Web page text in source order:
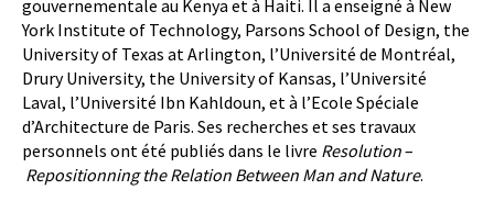
gouvernementale au Kenya et à Haiti. Il a enseigné à New
York Institute of Technology, Parsons School of Design, the
University of Texas at Arlington, l’Université de Montréal,
Drury University, the University of Kansas, l’Université
Laval, l’Université Ibn Kahldoun, et à l’Ecole Spéciale
d’Architecture de Paris. Ses recherches et ses travaux
personnels ont été publiés dans le livre Resolution–
Repositionning the Relation Between Man and Nature.